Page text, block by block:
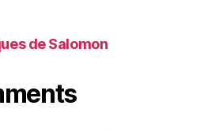
de Salomon